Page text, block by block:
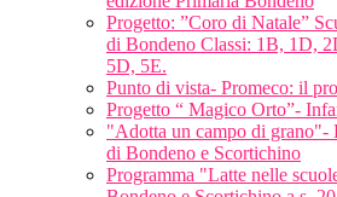
Progetto: ”Coro di Natale”
di Bondeno Classi: 1B, 1D,
5D, 5E.
Punto di vista- Promeco: il
Progetto “ Magico Orto”-
"Adotta un campo di grano"-
di Bondeno e Scortichino
Programma "Latte nelle